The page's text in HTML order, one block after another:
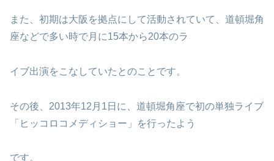
また、初期は大阪を拠点にして活動されていて、道頓堀角
座などで多い時で月に15本から20本のラ
イブ出演をこなしていたとのことです。
その後、2013年12月1日に、道頓堀角座で初の単独ライブ
「ヒッコロコメディショー」を行ったよう
です。